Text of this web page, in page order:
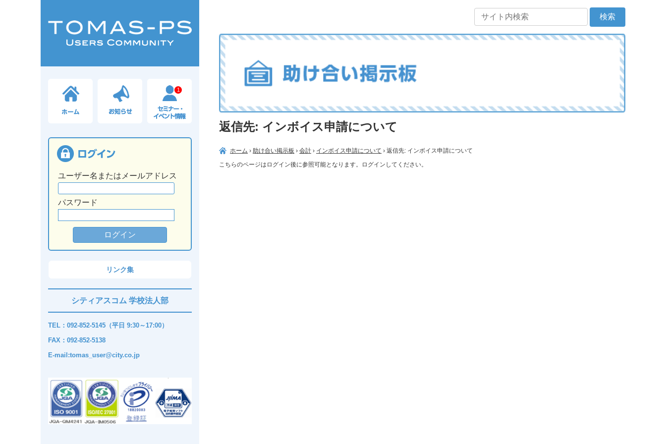
1
ユーザー名またはメールアドレス
パスワード
リンク集
シティアスコム 学校法人部
TEL：092-852-5145（平日 9:30～17:00）
FAX：092-852-5138
E-mail:tomas_user@city.co.jp
返信先: インボイス申請について
ホーム › 助け合い掲示板 › 会計 › インボイス申請について › 返信先: インボイス申請について
こちらのページはログイン後に参照可能となります。ログインしてください。